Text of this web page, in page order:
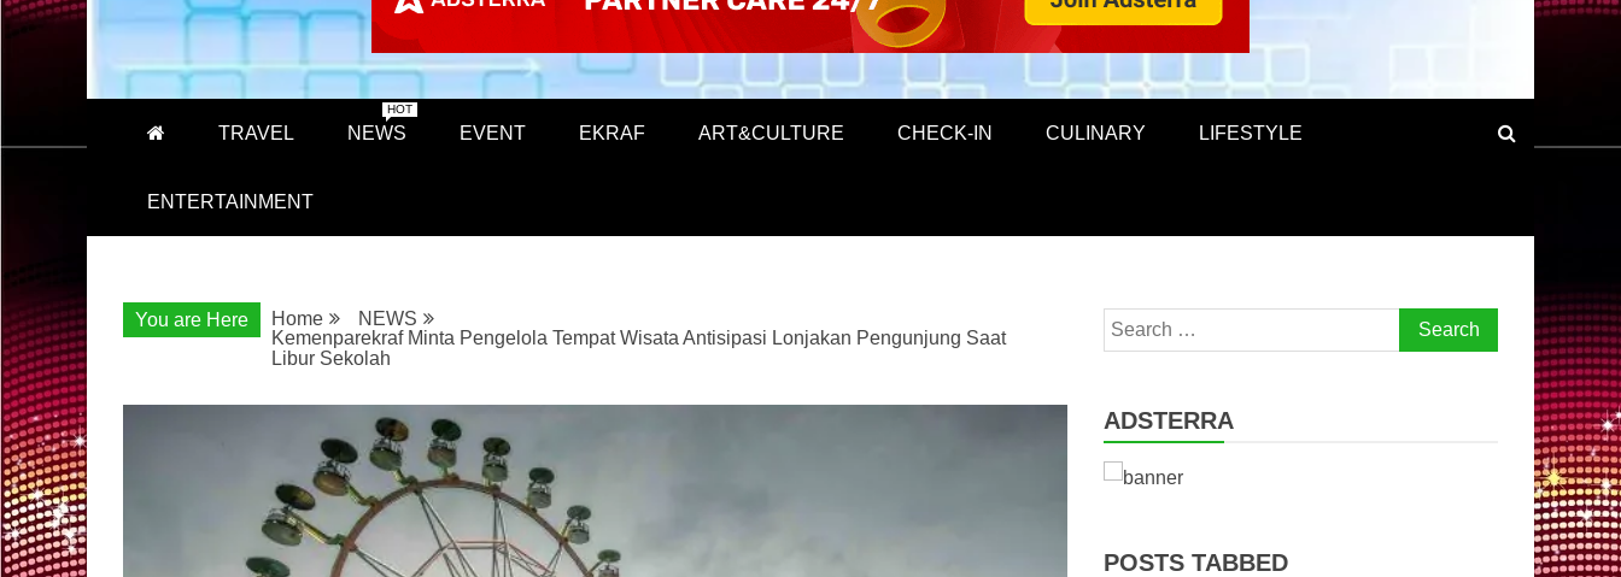
TRAVEL NEWS
HOT
EVENT EKRAF ART&CULTURE CHECK-IN CULINARY LIFESTYLE
ENTERTAINMENT
You are Here Home
NEWS
Kemenparekraf Minta Pengelola Tempat Wisata Antisipasi Lonjakan Pengunjung Saat
Libur Sekolah
Search
for:
ADSTERRA
POSTS TABBED